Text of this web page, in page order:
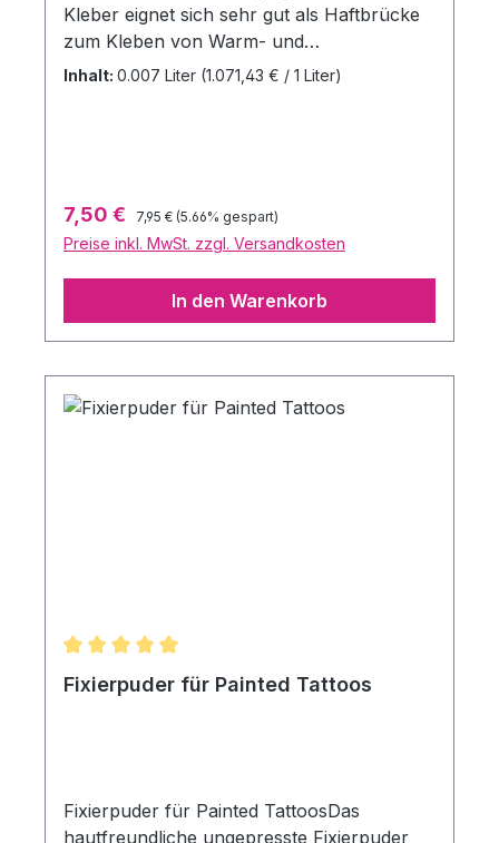
Kleber eignet sich sehr gut als Haftbrücke
zum Kleben von Warm- und
Kaltschaumteilen, Gelatine und Glatzen.
korrigieren (wie z. B. ein Pflaster). Dennoch
klebt Eulenspiegel Multiflex-Kleber stärker
als Mastix und lässt auch eine längere
Unterbrechung - ohne neuen Kleber
Inhalt: 7ml
Inhalt: 0.007 Liter (1.071,43 € / 1 Liter)
Verkaufspreis:
7,50 € Regulärer Preis:
7,95 € (5.66% gespart)
Preise inkl. MwSt. zzgl. Versandkosten
In den Warenkorb
Durchschnittliche Bewertung von 5 von 5 Sternen
Fixierpuder für Painted Tattoos
Fixierpuder für Painted TattoosDas
hautfreundliche ungepresste Fixierpuder